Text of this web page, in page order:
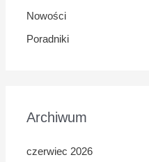
Nowości
Poradniki
Archiwum
czerwiec 2026